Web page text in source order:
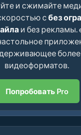
и сжимайте
с без
и без рекламы.
более
видеоформатов.
Попробовать Pro